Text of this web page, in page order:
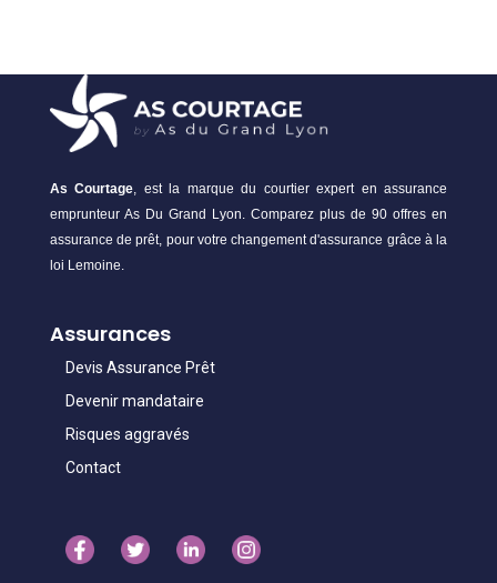
As Courtage, est la marque du courtier expert en assurance
emprunteur As Du Grand Lyon. Comparez plus de 90 offres en
assurance de prêt, pour votre changement d'assurance grâce à la
loi Lemoine.
Assurances
Devis Assurance Prêt
Devenir mandataire
Risques aggravés
Contact